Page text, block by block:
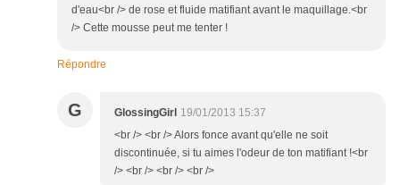
d'eau<br /> de rose et fluide matifiant avant le maquillage.<br
/> Cette mousse peut me tenter !
Répondre
G GlossingGirl 19/01/2013 15:37
<br /> <br /> Alors fonce avant qu'elle ne soit
discontinuée, si tu aimes l'odeur de ton matifiant !<br
/> <br /> <br /> <br />